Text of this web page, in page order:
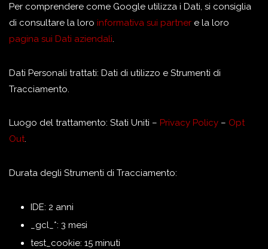
Per comprendere come Google utilizza i Dati, si consiglia
di consultare la loro informativa sui partner e la loro
pagina sui Dati aziendali.
Dati Personali trattati: Dati di utilizzo e Strumenti di
Tracciamento.
Luogo del trattamento: Stati Uniti – Privacy Policy – Opt
Out.
Durata degli Strumenti di Tracciamento:
IDE: 2 anni
_gcl_*: 3 mesi
test_cookie: 15 minuti